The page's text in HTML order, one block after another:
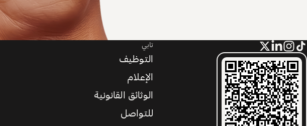
تابي
التوظيف
الإعلام
الوثائق القانونية
للتواصل